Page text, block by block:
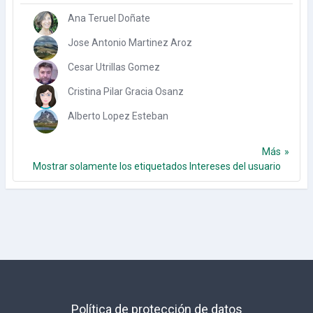
Ana Teruel Doñate
Jose Antonio Martinez Aroz
Cesar Utrillas Gomez
Cristina Pilar Gracia Osanz
Alberto Lopez Esteban
Más
Mostrar solamente los etiquetados Intereses del usuario
Política de protección de datos